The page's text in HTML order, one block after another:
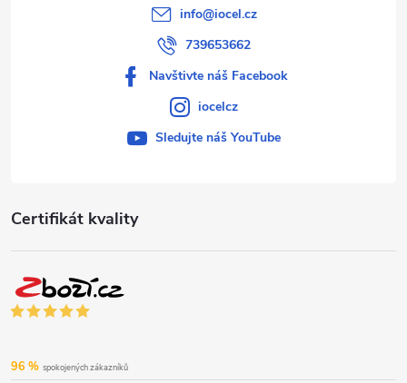
Certifikát kvality
96 % spokojených zákazníků
info@iocel.cz
739653662
Navštivte náš Facebook
iocelcz
Sledujte náš YouTube